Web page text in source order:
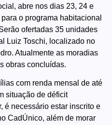
abre nos dias 23, 24 e
o programa habitacional
ofertadas 35 unidades
Luiz Toschi, localizado no
Atualmente as moradias
obras concluídas.
com renda mensal de até
situação de déficit
é necessário estar inscrito e
CadÚnico, além de morar